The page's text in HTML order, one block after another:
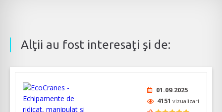
Alţii au fost interesaţi şi de:
01.09.2025
4151 vizualizari